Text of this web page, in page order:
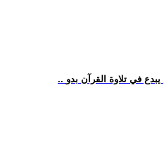
في تلاوة القرآن بدو